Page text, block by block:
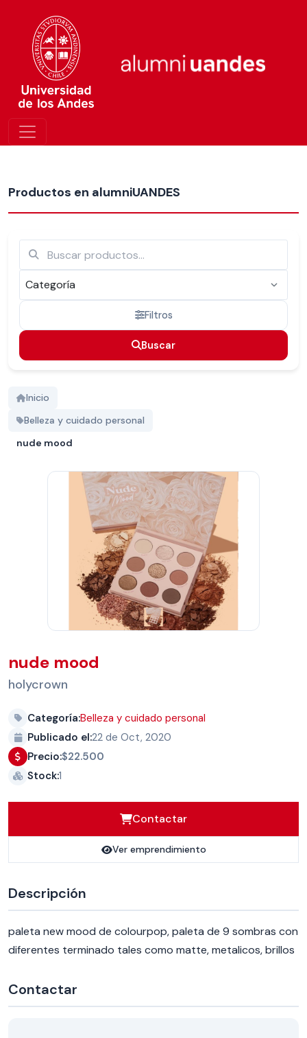
Productos en alumniUANDES
Filtros
Buscar
Inicio
Belleza y cuidado personal
nude mood
nude mood
holycrown
Categoría:Belleza y cuidado personal
Publicado el:22 de Oct, 2020
Precio:$22.500
Stock:1
Contactar
Ver emprendimiento
Descripción
paleta new mood de colourpop, paleta de 9 sombras con
diferentes terminado tales como matte, metalicos, brillos
Contactar